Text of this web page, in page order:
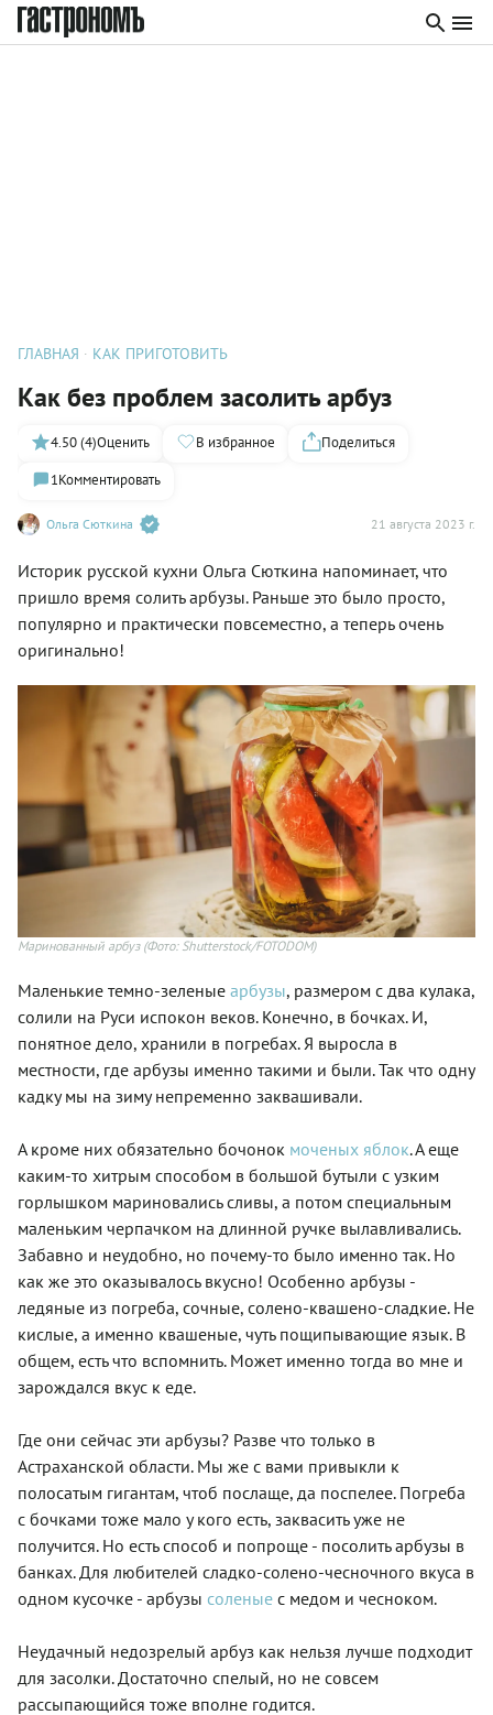
ГЛАВНАЯ КАК ПРИГОТОВИТЬ
Как без проблем засолить арбуз
Ольга Сюткина 21 августа 2023 г.
4.50 (4)Оценить В избранное
Поделиться
1Комментировать
Историк русской кухни Ольга Сюткина напоминает, что
пришло время солить арбузы. Раньше это было просто,
популярно и практически повсеместно, а теперь очень
оригинально!
Маринованный арбуз(Фото: Shutterstock/FOTODOM)
Маленькие темно-зеленые арбузы, размером с два кулака,
солили на Руси испокон веков. Конечно, в бочках. И,
понятное дело, хранили в погребах. Я выросла в
местности, где арбузы именно такими и были. Так что одну
кадку мы на зиму непременно заквашивали.
А кроме них обязательно бочонок моченых яблок. А еще
каким-то хитрым способом в большой бутыли с узким
горлышком мариновались сливы, а потом специальным
маленьким черпачком на длинной ручке вылавливались.
Забавно и неудобно, но почему-то было именно так. Но
как же это оказывалось вкусно! Особенно арбузы -
ледяные из погреба, сочные, солено-квашено-сладкие. Не
кислые, а именно квашеные, чуть пощипывающие язык. В
общем, есть что вспомнить. Может именно тогда во мне и
зарождался вкус к еде.
Где они сейчас эти арбузы? Разве что только в
Астраханской области. Мы же с вами привыкли к
полосатым гигантам, чтоб послаще, да поспелее. Погреба
с бочками тоже мало у кого есть, заквасить уже не
получится. Но есть способ и попроще - посолить арбузы в
банках. Для любителей сладко-солено-чесночного вкуса в
одном кусочке - арбузы соленые с медом и чесноком.
Неудачный недозрелый арбуз как нельзя лучше подходит
для засолки. Достаточно спелый, но не совсем
рассыпающийся тоже вполне годится.